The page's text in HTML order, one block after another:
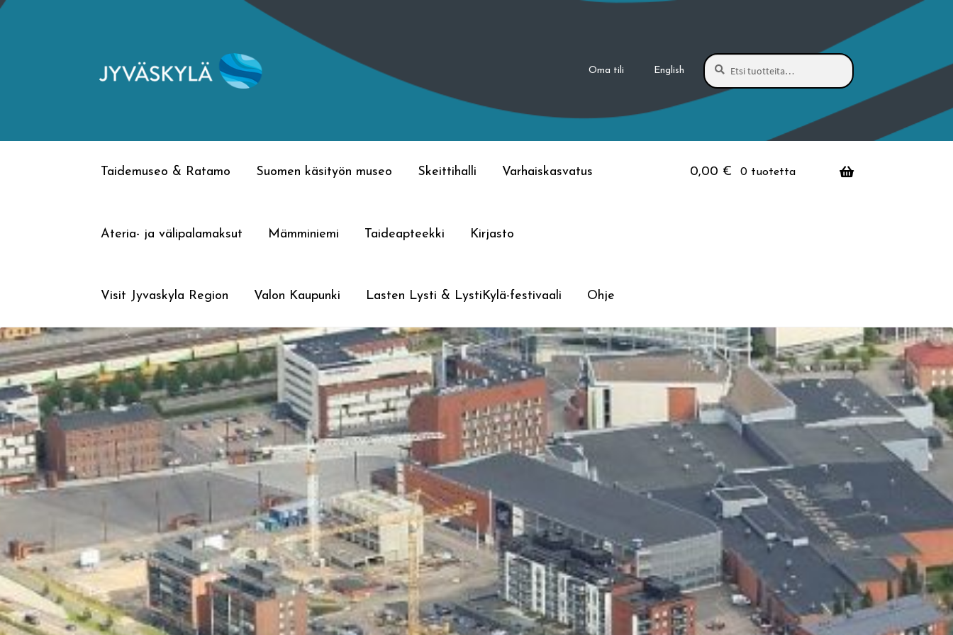
Siirry
Siirry
Oma tili English
Etsi:
Haku
Taidemuseo & Ratamo Suomen käsityön museo Skeittihalli Varhaiskasvatus
Ateria- ja välipalamaksut Mämminiemi Taideapteekki Kirjasto
Visit Jyvaskyla Region Valon Kaupunki Lasten Lysti & LystiKylä-festivaali Ohje
0,00 € 0 tuotetta